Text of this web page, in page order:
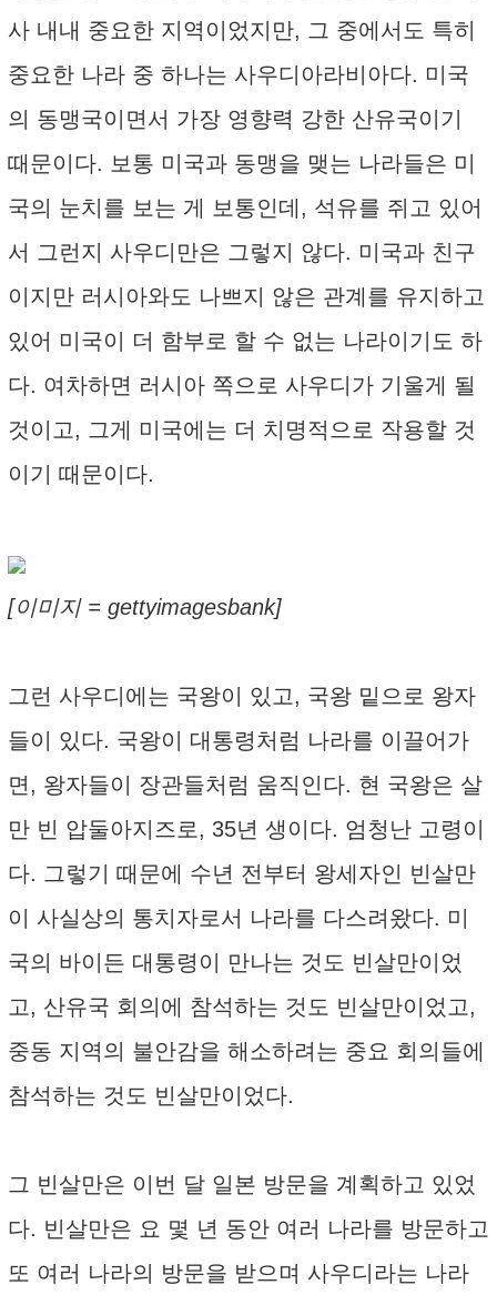
사 내내 중요한 지역이었지만, 그 중에서도 특히
중요한 나라 중 하나는 사우디아라비아다. 미국
의 동맹국이면서 가장 영향력 강한 산유국이기
때문이다. 보통 미국과 동맹을 맺는 나라들은 미
국의 눈치를 보는 게 보통인데, 석유를 쥐고 있어
서 그런지 사우디만은 그렇지 않다. 미국과 친구
이지만 러시아와도 나쁘지 않은 관계를 유지하고
있어 미국이 더 함부로 할 수 없는 나라이기도 하
다. 여차하면 러시아 쪽으로 사우디가 기울게 될
것이고, 그게 미국에는 더 치명적으로 작용할 것
이기 때문이다.
[이미지 = gettyimagesbank]
그런 사우디에는 국왕이 있고, 국왕 밑으로 왕자
들이 있다. 국왕이 대통령처럼 나라를 이끌어가
면, 왕자들이 장관들처럼 움직인다. 현 국왕은 살
만 빈 압둘아지즈로, 35년 생이다. 엄청난 고령이
다. 그렇기 때문에 수년 전부터 왕세자인 빈살만
이 사실상의 통치자로서 나라를 다스려왔다. 미
국의 바이든 대통령이 만나는 것도 빈살만이었
고, 산유국 회의에 참석하는 것도 빈살만이었고,
중동 지역의 불안감을 해소하려는 중요 회의들에
참석하는 것도 빈살만이었다.
그 빈살만은 이번 달 일본 방문을 계획하고 있었
다. 빈살만은 요 몇 년 동안 여러 나라를 방문하고
또 여러 나라의 방문을 받으며 사우디라는 나라